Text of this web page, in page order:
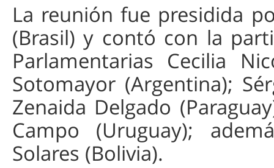
La reunión fue presidida
(Brasil) y contó con la
Parlamentarias Cecilia
Sotomayor (Argentina);
Zenaida Delgado
Campo (Uruguay);
Solares (Bolivia).